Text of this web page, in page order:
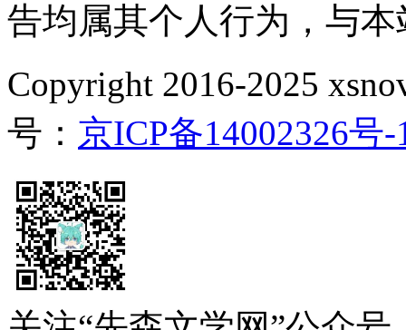
告均属其个人行为，与
Copyright 2016-2025
号： 京ICP备14002326号-